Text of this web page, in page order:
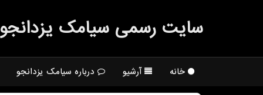
سایت رسمی سیامك یزدانجو
خانه آرشیو درباره سیامک یزدانجو